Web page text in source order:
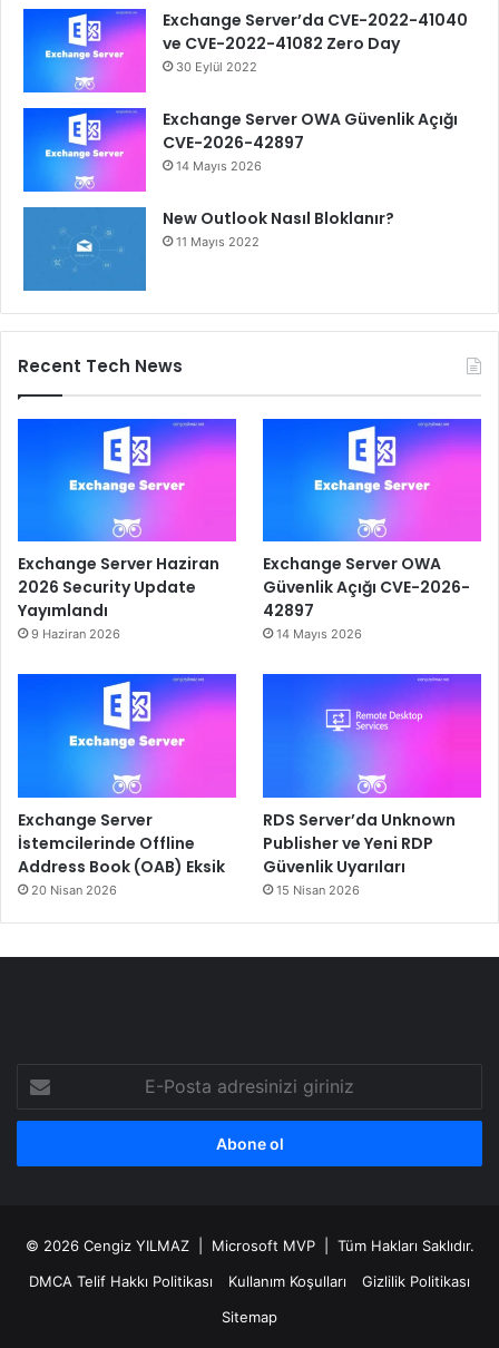
Exchange Server’da CVE-2022-41040
ve CVE-2022-41082 Zero Day
30 Eylül 2022
Exchange Server OWA Güvenlik Açığı
CVE-2026-42897
14 Mayıs 2026
New Outlook Nasıl Bloklanır?
11 Mayıs 2022
Recent Tech News
Exchange Server Haziran
2026 Security Update
Yayımlandı
9 Haziran 2026
Exchange Server OWA
Güvenlik Açığı CVE-2026-
42897
14 Mayıs 2026
Exchange Server
İstemcilerinde Offline
Address Book (OAB) Eksik
20 Nisan 2026
RDS Server’da Unknown
Publisher ve Yeni RDP
Güvenlik Uyarıları
15 Nisan 2026
Posta
adresinizi
© 2026 Cengiz YILMAZ| Microsoft MVP | Tüm Hakları Saklıdır.
DMCA Telif Hakkı Politikası
Kullanım Koşulları
Gizlilik Politikası
Sitemap